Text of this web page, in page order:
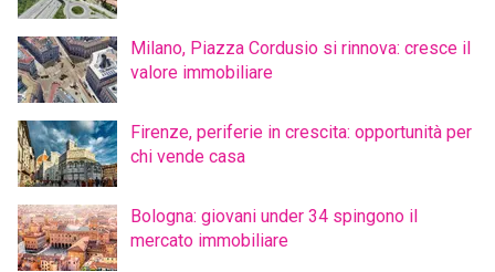
Milano, Piazza Cordusio si rinnova: cresce il
valore immobiliare
Firenze, periferie in crescita: opportunità per
chi vende casa
Bologna: giovani under 34 spingono il
mercato immobiliare